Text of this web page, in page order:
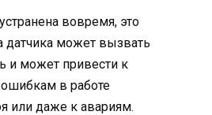
вовремя, это
датчика может вызвать
и может привести к
в работе
или даже к авариям.